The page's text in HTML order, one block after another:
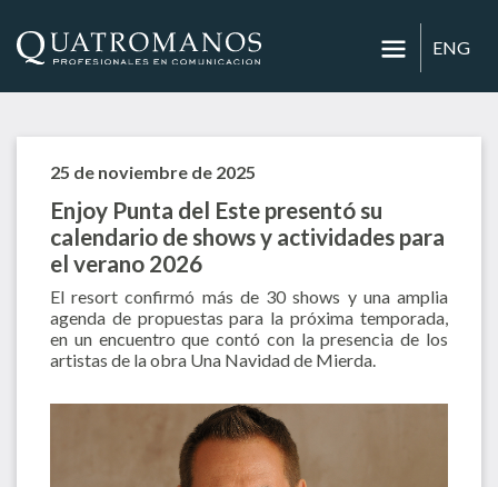
ENG
25 de noviembre de 2025
Enjoy Punta del Este presentó su
calendario de shows y actividades para
el verano 2026
El resort confirmó más de 30 shows y una amplia
agenda de propuestas para la próxima temporada,
en un encuentro que contó con la presencia de los
artistas de la obra Una Navidad de Mierda.